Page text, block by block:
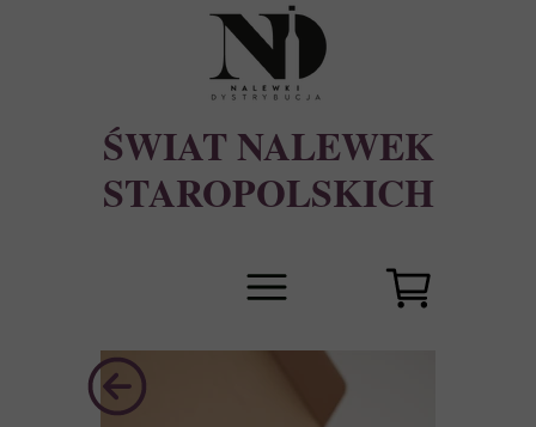
ŚWIAT NALEWEK
STAROPOLSKICH